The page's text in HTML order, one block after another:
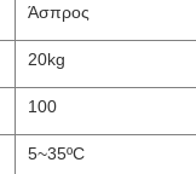
Άσπρος
20kg
100
5~35ºC